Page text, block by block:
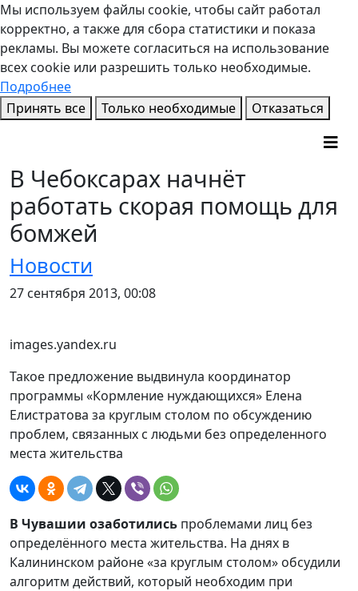
Мы используем файлы cookie, чтобы сайт работал
корректно, а также для сбора статистики и показа
рекламы. Вы можете согласиться на использование
всех cookie или разрешить только необходимые.
Подробнее
Принять все
Только необходимые Отказаться
В Чебоксарах начнёт
работать скорая помощь для
бомжей
Новости
27 сентября 2013, 00:08
images.yandex.ru
Такое предложение выдвинула координатор
программы «Кормление нуждающихся» Елена
Елистратова за круглым столом по обсуждению
проблем, связанных с людьми без определенного
места жительства
В Чувашии озаботились проблемами лиц без
определённого места жительства. На днях в
Калининском районе «за круглым столом» обсудили
алгоритм действий, который необходим при